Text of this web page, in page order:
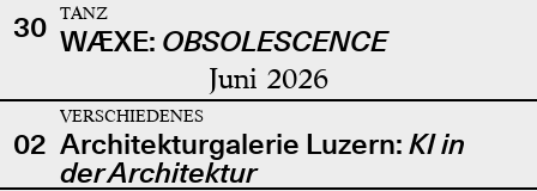
30
TANZ
WÆXE: OBSOLESCENCE
Juni 2026
02
VERSCHIEDENES
Architekturgalerie Luzern: KI in
der Architektur